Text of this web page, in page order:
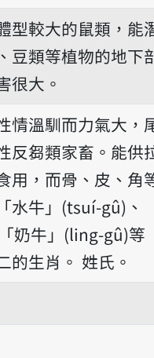
型較大的鼠類，能
豆類等植物的地下
很大。
情溫馴而力氣大，
反芻類家畜。能供
用，而骨、皮、角
水牛」(tsuí-gû)、
奶牛」(ling-gû)等
的生肖。 姓氏。